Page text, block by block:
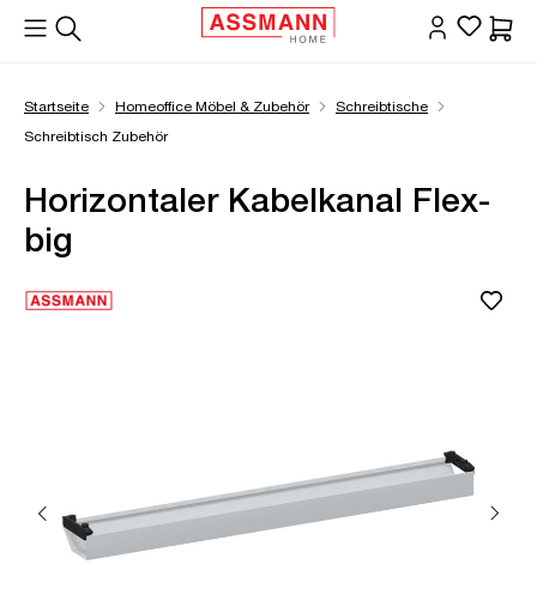
springen
Startseite Homeoffice Möbel & Zubehör
Schreibtische
Schreibtisch Zubehör
Horizontaler Kabelkanal Flex-
big